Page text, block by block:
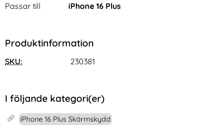
Passar till
iPhone 16 Plus
Produktinformation
SKU: 230381
I följande kategori(er)
iPhone 16 Plus Skärmskydd